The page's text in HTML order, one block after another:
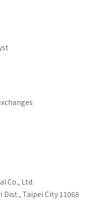
Co., Ltd.
Dist., Taipei City 11068